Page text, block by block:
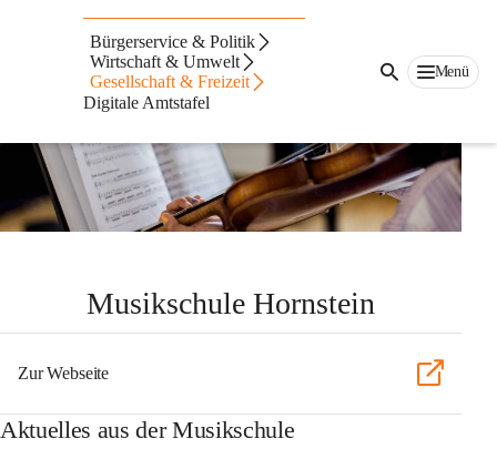
Bürgerservice & Politik
Wirtschaft & Umwelt
Gesellschaft & Freizeit
Digitale Amtstafel
Menü
Herzlich wilkommen!
Musikschule Hornstein
Zur Webseite
Aktuelles aus der Musikschule